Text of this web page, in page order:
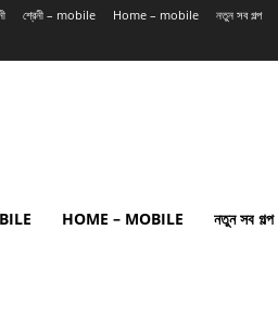
শ্রেনী – mobile Home – mobile নতুন সব গল্প
HOME – MOBILE নতুন সব গল্প